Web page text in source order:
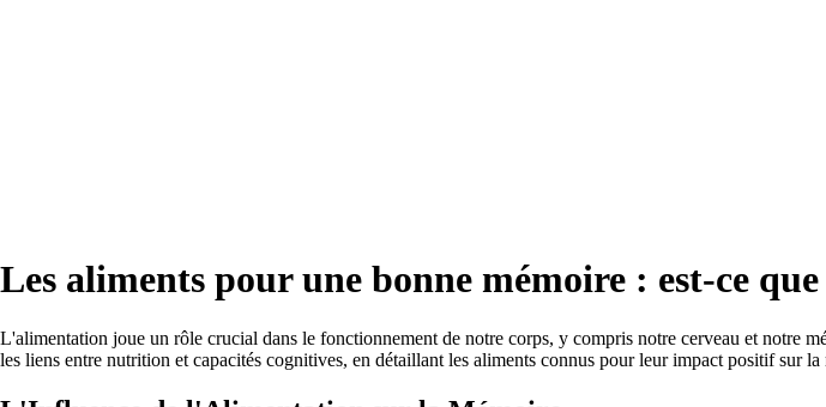
Les aliments pour une bonne mémoire : est-ce
L'alimentation joue un rôle crucial dans le fonctionnement de notre corps, y compris notre cerveau et notre
les liens entre nutrition et capacités cognitives, en détaillant les aliments connus pour leur impact positif sur la